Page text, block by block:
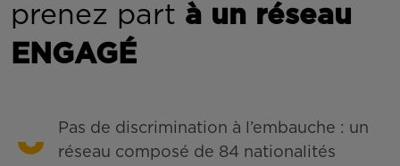
prenez part à un réseau
ENGAGÉ
Pas de discrimination à l’embauche : un
réseau composé de 84 nationalités